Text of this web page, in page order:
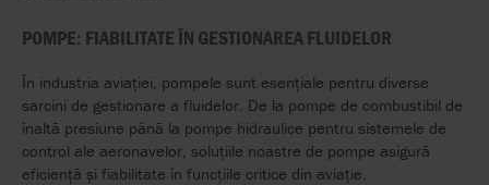
POMPE: FIABILITATE ÎN GESTIONAREA FLUIDELOR
În industria aviației, pompele sunt esențiale pentru diverse
sarcini de gestionare a fluidelor. De la pompe de combustibil de
înaltă presiune până la pompe hidraulice pentru sistemele de
control ale aeronavelor, soluțiile noastre de pompe asigură
eficiență și fiabilitate în funcțiile critice din aviație.